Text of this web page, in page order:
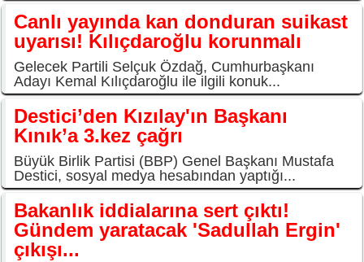
Canlı yayında kan donduran suikast
uyarısı! Kılıçdaroğlu korunmalı
Gelecek Partili Selçuk Özdağ, Cumhurbaşkanı
Adayı Kemal Kılıçdaroğlu ile ilgili konuk...
Destici’den Kızılay'ın Başkanı
Kınık’a 3.kez çağrı
Büyük Birlik Partisi (BBP) Genel Başkanı Mustafa
Destici, sosyal medya hesabından yaptığı...
Bakanlık iddialarına sert çıktı!
Gündem yaratacak 'Sadullah Ergin'
çıkışı...